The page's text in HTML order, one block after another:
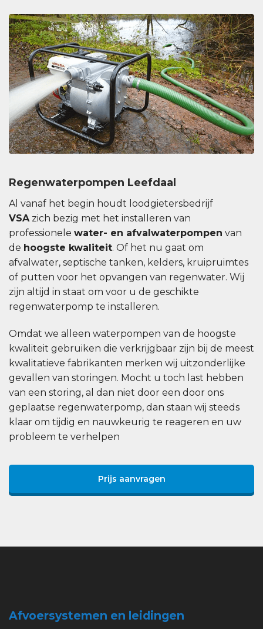
Regenwaterpompen Leefdaal
Al vanaf het begin houdt loodgietersbedrijf
VSAzich bezig met het installeren van
professionele water- en afvalwaterpompen van
de hoogste kwaliteit. Of het nu gaat om
afvalwater, septische tanken, kelders, kruipruimtes
of putten voor het opvangen van regenwater. Wij
zijn altijd in staat om voor u de geschikte
regenwaterpomp te installeren.
Omdat we alleen waterpompen van de hoogste
kwaliteit gebruiken die verkrijgbaar zijn bij de meest
kwalitatieve fabrikanten merken wij uitzonderlijke
gevallen van storingen. Mocht u toch last hebben
van een storing, al dan niet door een door ons
geplaatse regenwaterpomp, dan staan ​​wij steeds
klaar om tijdig en nauwkeurig te reageren en uw
probleem te verhelpen
Prijs aanvragen
Afvoersystemen en leidingen